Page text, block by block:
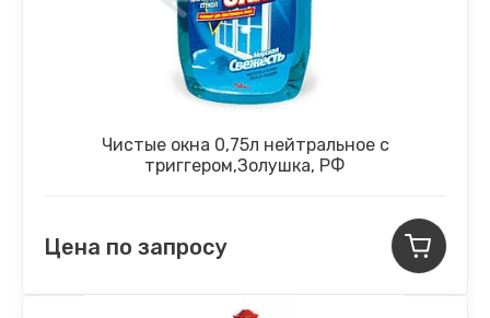
Чистые окна 0,75л нейтральное с
триггером,Золушка, РФ
Цена по запросу